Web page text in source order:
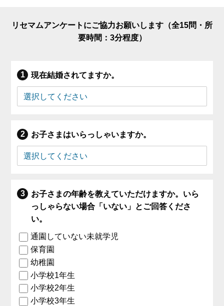
リセマムアンケートにご協力お願いします（全15問・所
要時間：3分程度）
現在結婚されてますか。
お子さまはいらっしゃいますか。
お子さまの年齢を教えていただけますか。いら
っしゃらない場合「いない」とご回答くださ
い。
通園していない未就学児
保育園
幼稚園
小学校1年生
小学校2年生
小学校3年生